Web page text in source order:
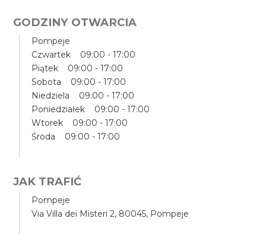
GODZINY OTWARCIA
Pompeje
Czwartek 09:00 - 17:00
Piątek 09:00 - 17:00
Sobota 09:00 - 17:00
Niedziela 09:00 - 17:00
Poniedziałek 09:00 - 17:00
Wtorek 09:00 - 17:00
Środa 09:00 - 17:00
JAK TRAFIĆ
Pompeje
Via Villa dei Misteri 2, 80045, Pompeje